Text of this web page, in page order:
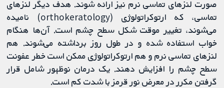
صورت لنزهای تماسی نرم نیز ارائه شوند. هدف دیگر لنزهای
تماسی، که ارتوکراتولوژی (orthokeratology) نامیده
می‌شوند، تغییر موقت شکل سطح چشم است. آن‌ها هنگام
خواب استفاده شده و در طول روز برداشته می‌شوند. هم
لنزهای تماسی نرم و هم ارتوکراتولوژی ممکن است خطر عفونت
سطح چشم را افزایش دهند. یک درمان نوظهور شامل قرار
گرفتن مکرر در معرض نور قرمز با شدت کم است.